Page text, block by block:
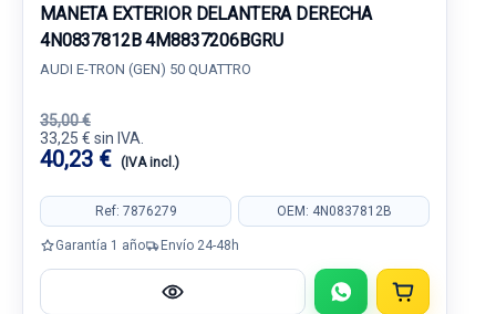
MANETA EXTERIOR DELANTERA DERECHA
4N0837812B 4M8837206BGRU
AUDI E-TRON (GEN) 50 QUATTRO
35,00 €
33,25 € sin IVA.
40,23 € (IVA incl.)
Ref: 7876279 OEM: 4N0837812B
Garantía 1 año Envío 24-48h